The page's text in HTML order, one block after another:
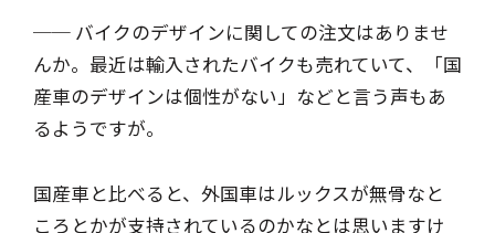
── バイクのデザインに関しての注文はありませ
んか。最近は輸入されたバイクも売れていて、「国
産車のデザインは個性がない」などと言う声もあ
るようですが。
国産車と比べると、外国車はルックスが無骨なと
ころとかが支持されているのかなとは思いますけ